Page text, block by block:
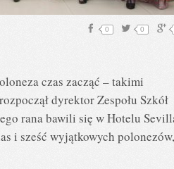
0
0
czas zacząć – takimi
dyrektor Zespołu Szkół
rana bawili się w Hotelu
i sześć wyjątkowych polonezów,